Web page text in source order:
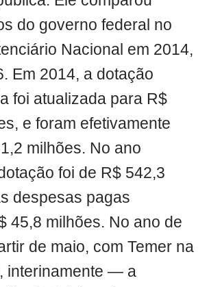
do governo federal no
Nacional em 2014,
Em 2014, a dotação
foi atualizada para R$
e foram efetivamente
milhões. No ano
foi de R$ 542,3
despesas pagas
45,8 milhões. No ano de
de maio, com Temer na
interinamente — a